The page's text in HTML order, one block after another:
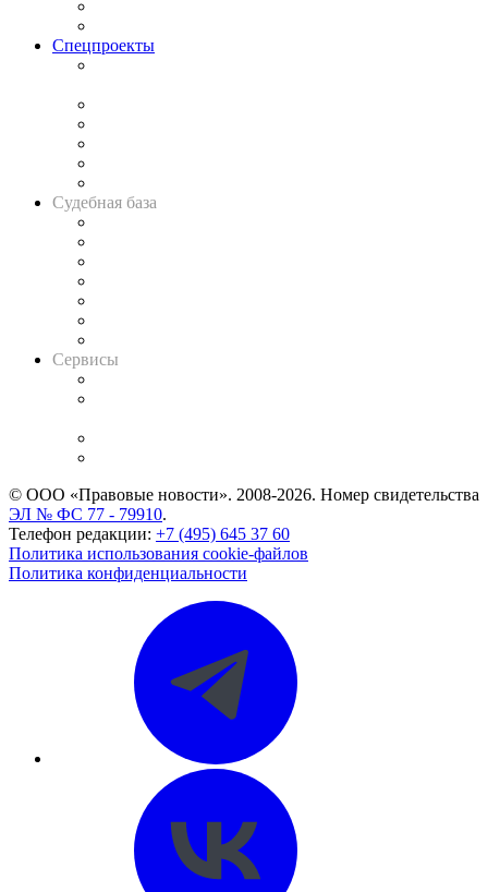
Спецпроекты
Судебная база
Сервисы
© ООО «Правовые новости». 2008-2026. Номер свидетельства
ЭЛ № ФС 77 - 79910.
Телефон редакции: +7 (495) 645 37 60
Политика использования cookie-файлов
Политика конфиденциальности